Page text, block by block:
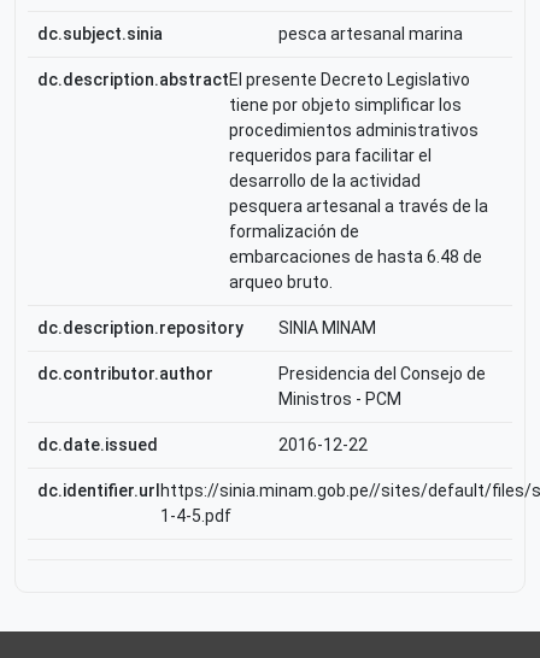
dc.subject.sinia pesca artesanal marina
dc.description.abstractEl presente Decreto Legislativo
tiene por objeto simplificar los
procedimientos administrativos
requeridos para facilitar el
desarrollo de la actividad
pesquera artesanal a través de la
formalización de
embarcaciones de hasta 6.48 de
arqueo bruto.
dc.description.repository SINIA MINAM
dc.contributor.author
Presidencia del Consejo de
Ministros - PCM
dc.date.issued 2016-12-22
dc.identifier.url https://sinia.minam.gob.pe//sites/default/files/
1-4-5.pdf